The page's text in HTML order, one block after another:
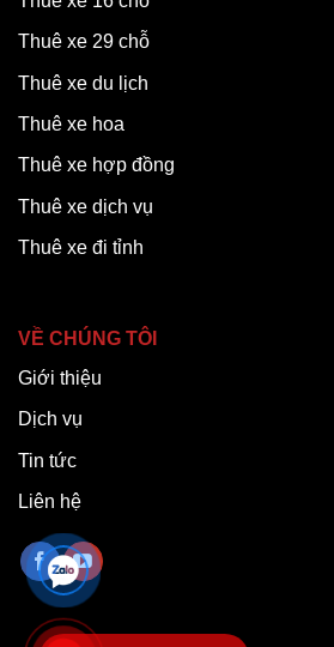
Thuê xe 29 chỗ
Thuê xe du lịch
Thuê xe hoa
Thuê xe hợp đồng
Thuê xe dịch vụ
Thuê xe đi tỉnh
VỀ CHÚNG TÔI
Giới thiệu
Dịch vụ
Tin tức
Liên hệ